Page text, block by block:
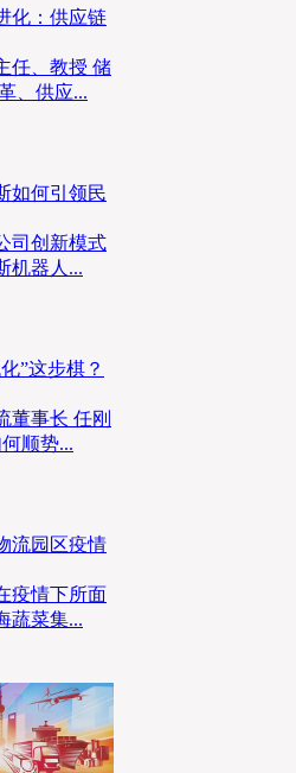
企业的管理者、技术决策者
内物流自动化转型的全景路
流不仅是成本的载体，更
障。
化：供应链
任、教授 储
、供应...
如何引领民
司创新模式
机器人...
”这步棋？
董事长 任刚
顺势...
流园区疫情
疫情下所面
蔬菜集...